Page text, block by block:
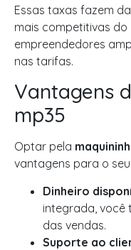
Essas taxas fazem da
mais competitivas
empreendedores
nas tarifas.
Vantagens
mp35
Optar pela
vantagens para o
Dinheiro
integrada, você
das vendas.
Suporte ao